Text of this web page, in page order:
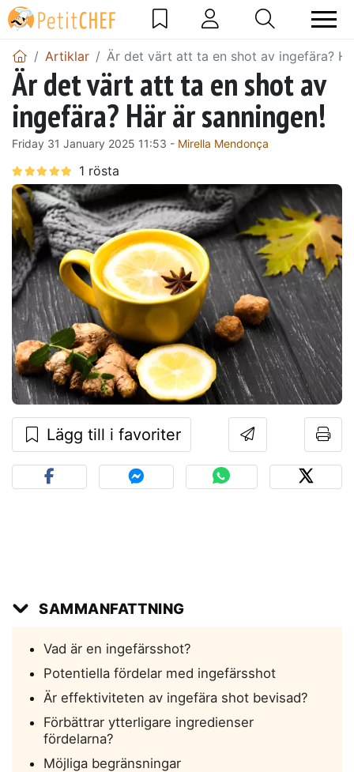
Artiklar Är det värt att ta en shot av ingefära?
Är det värt att ta en shot av
ingefära? Här är sanningen!
Friday 31 January 2025 11:53 - Mirella Mendonça
Lägg till i favoriter
SAMMANFATTNING
Vad är en ingefärsshot?
Potentiella fördelar med ingefärsshot
Är effektiviteten av ingefära shot bevisad?
Förbättrar ytterligare ingredienser
fördelarna?
Möjliga begränsningar